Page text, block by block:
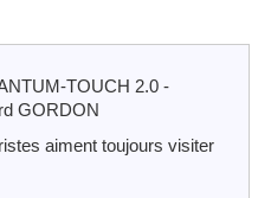
TOUCH 2.0 -
GORDON
aiment toujours visiter